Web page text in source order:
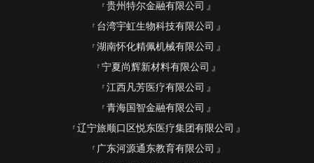
贵州特尔金融有限公司
台湾宇虹生物科技有限公司
湖南怀化精佩机械有限公司
宁夏尚辉新材料有限公司
江西凡芳医疗有限公司
青海国智金融有限公司
辽宁旅顺口区悦东医疗集团有限公司
广东河源通东教育有限公司